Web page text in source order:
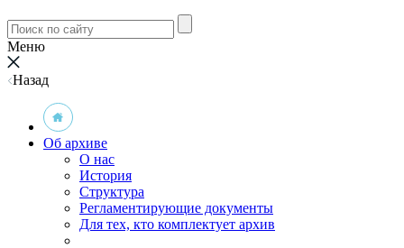
Меню
Назад
Об архиве
О нас
История
Структура
Регламентирующие документы
Для тех, кто комплектует архив